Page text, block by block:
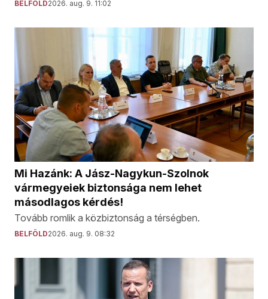
BELFÖLD2026. aug. 9. 11:02
Mi Hazánk: A Jász-Nagykun-Szolnok
vármegyeiek biztonsága nem lehet
másodlagos kérdés!
Tovább romlik a közbiztonság a térségben.
BELFÖLD2026. aug. 9. 08:32